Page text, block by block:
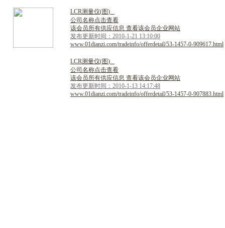
LCR测量仪(图)
公司名称点击查看
该会员所有供应信息 查看该会员企业网站
发布更新时间：2010-1-21 13:10:00
www.01dianzi.com/tradeinfo/offerdetail/53-1457-0-909617.html
LCR测量仪(图)
公司名称点击查看
该会员所有供应信息 查看该会员企业网站
发布更新时间：2010-1-13 14:17:48
www.01dianzi.com/tradeinfo/offerdetail/53-1457-0-907883.html